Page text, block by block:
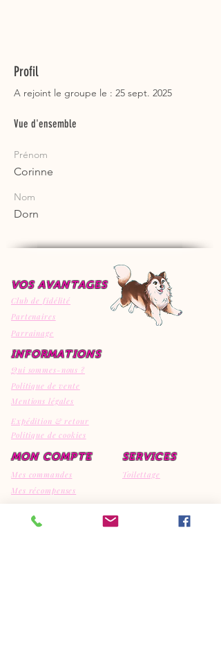
Profil
A rejoint le groupe le : 25 sept. 2025
Vue d'ensemble
Prénom
Corinne
Nom
Dorn
VOS AVANTAGES
Club de fidélité
Partenaires
Parrainage
INFORMATIONS
Qui sommes-nous ?
Politique de vente
Mentions légales
Expédition & retour
Politique de cookies
MON COMPTE SERVICES
Mes commandes
Toilettage
Mes récompenses
CONTACT